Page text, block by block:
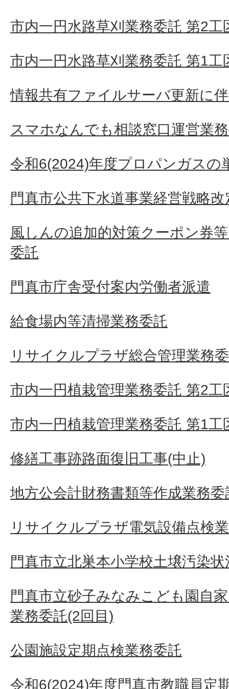
市内一円水路草刈業務委託 第2工
市内一円水路草刈業務委託 第1工
情報共有ファイルサーバ更新に
スマホなんでも相談窓口運営業
令和6(2024)年度プロパンガスの
門真市公共下水道事業経営戦略
風しんの追加的対策クーポン券
委託
門真市庁舎受付案内労働者派遣
給食場内等清掃業務委託
リサイクルプラザ総合管理業務
市内一円植栽管理業務委託 第2工
市内一円植栽管理業務委託 第1工
修繕工事跡路面復旧工事(中止)
地方公会計財務書類等作成業務委
リサイクルプラザ電気設備点検
門真市立北巣本小学校土壌汚染
門真市立砂子みなみこども園自
業務委託(2回目)
公園施設定期点検業務委託
令和6(2024)年度門真市教職員定